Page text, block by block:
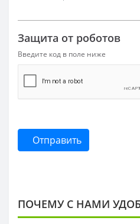
Защита от роботов
Введите код в поле ниже
Отправить
ПОЧЕМУ С НАМИ